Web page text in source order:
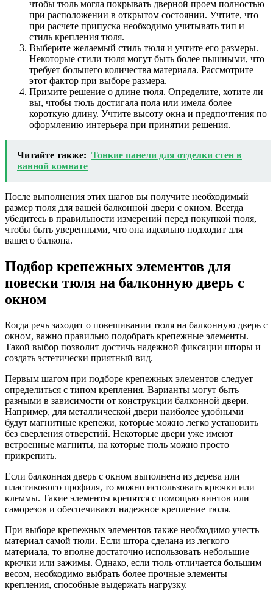
чтобы тюль могла покрывать дверной проем полностью
при расположении в открытом состоянии. Учтите, что
при расчете припуска необходимо учитывать тип и
стиль крепления тюля.
Выберите желаемый стиль тюля и учтите его размеры.
Некоторые стили тюля могут быть более пышными, что
требует большего количества материала. Рассмотрите
этот фактор при выборе размера.
Примите решение о длине тюля. Определите, хотите ли
вы, чтобы тюль достигала пола или имела более
короткую длину. Учтите высоту окна и предпочтения по
оформлению интерьера при принятии решения.
Читайте также: Тонкие панели для отделки стен в
ванной комнате
После выполнения этих шагов вы получите необходимый
размер тюля для вашей балконной двери с окном. Всегда
убедитесь в правильности измерений перед покупкой тюля,
чтобы быть уверенными, что она идеально подходит для
вашего балкона.
Подбор крепежных элементов для
повески тюля на балконную дверь с
окном
Когда речь заходит о повешивании тюля на балконную дверь с
окном, важно правильно подобрать крепежные элементы.
Такой выбор позволит достичь надежной фиксации шторы и
создать эстетически приятный вид.
Первым шагом при подборе крепежных элементов следует
определиться с типом крепления. Варианты могут быть
разными в зависимости от конструкции балконной двери.
Например, для металлической двери наиболее удобными
будут магнитные крепежи, которые можно легко установить
без сверления отверстий. Некоторые двери уже имеют
встроенные магниты, на которые тюль можно просто
прикрепить.
Если балконная дверь с окном выполнена из дерева или
пластикового профиля, то можно использовать крючки или
клеммы. Такие элементы крепятся с помощью винтов или
саморезов и обеспечивают надежное крепление тюля.
При выборе крепежных элементов также необходимо учесть
материал самой тюли. Если штора сделана из легкого
материала, то вполне достаточно использовать небольшие
крючки или зажимы. Однако, если тюль отличается большим
весом, необходимо выбрать более прочные элементы
крепления, способные выдержать нагрузку.